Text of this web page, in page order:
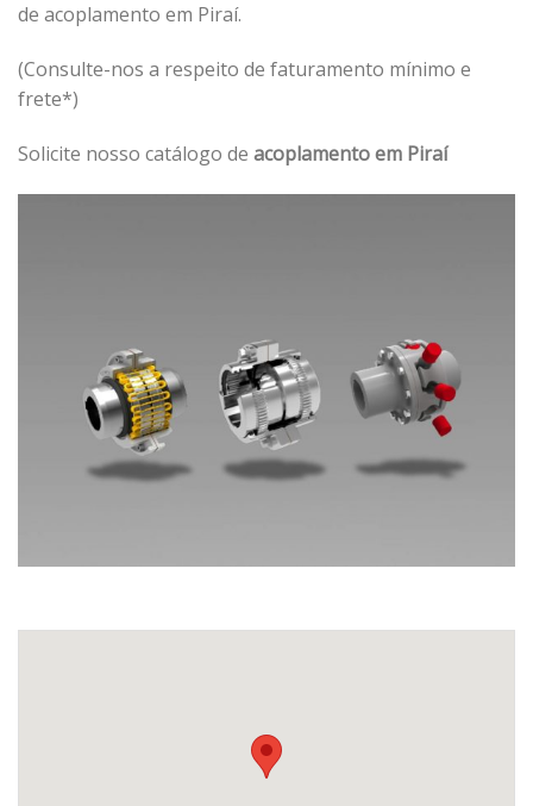
de acoplamento em Piraí.
(Consulte-nos a respeito de faturamento mínimo e
frete*)
Solicite nosso catálogo de acoplamento em Piraí